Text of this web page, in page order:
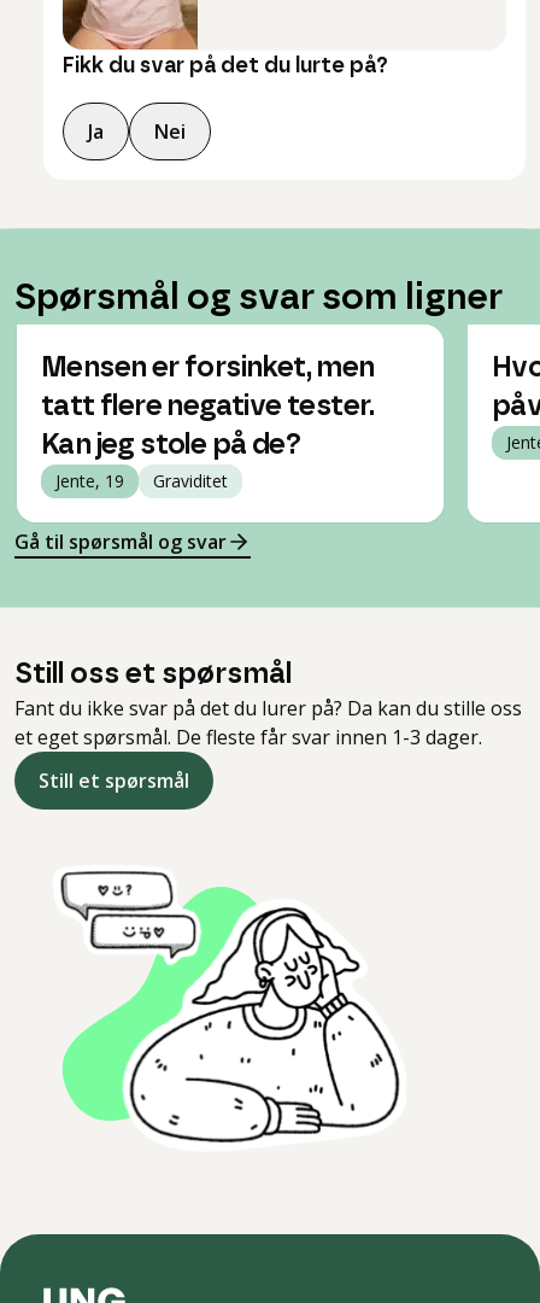
Fikk du svar på det du lurte på?
Ja Nei
Spørsmål og svar som ligner
Mensen er forsinket, men
tatt flere negative tester.
Kan jeg stole på de?
Jente, 19 Graviditet
Gå til spørsmål og svar
Still oss et spørsmål
Fant du ikke svar på det du lurer på? Da kan du stille oss
et eget spørsmål. De fleste får svar innen 1-3 dager.
Still et spørsmål